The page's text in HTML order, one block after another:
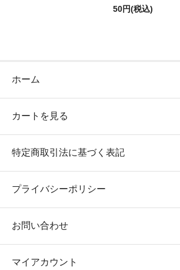
50円(税込)
ホーム
カートを見る
特定商取引法に基づく表記
プライバシーポリシー
お問い合わせ
マイアカウント